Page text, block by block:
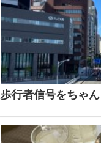
歩行者信号をちゃ